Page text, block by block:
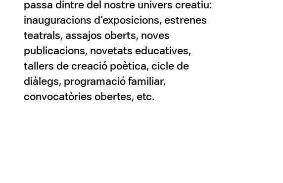
passa dintre del nostre univers creatiu:
inauguracions d’exposicions, estrenes
teatrals, assajos oberts, noves
publicacions, novetats educatives,
tallers de creació poètica, cicle de
diàlegs, programació familiar,
convocatòries obertes, etc.